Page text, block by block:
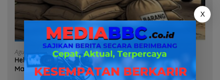
Agustus 7, 2026
Heboh Tumpukan Karung Diduga Pasir Timah di Pos AL
Manggar, Danlanal Babel: Masih Kami Dalami
X